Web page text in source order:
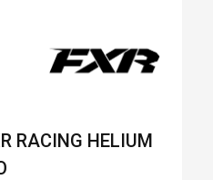
RACING HELIUM